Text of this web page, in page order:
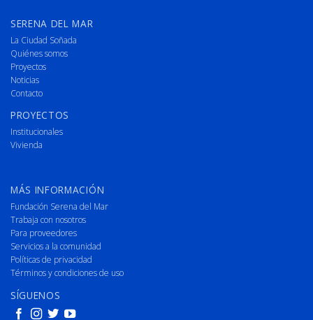
SERENA DEL MAR
La Ciudad Soñada
Quiénes somos
Proyectos
Noticias
Contacto
PROYECTOS
Institucionales
Vivienda
MÁS INFORMACIÓN
Fundación Serena del Mar
Trabaja con nosotros
Para proveedores
Servicios a la comunidad
Políticas de privacidad
Términos y condiciones de uso
SÍGUENOS